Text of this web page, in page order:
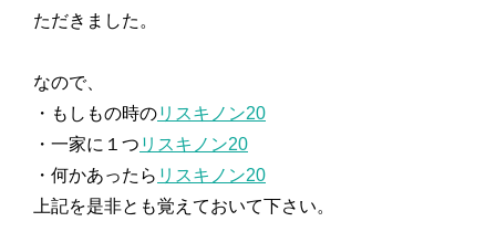
ただきました。
なので、
・もしもの時のリスキノン20
・一家に１つ リスキノン20
・何かあったら リスキノン20
上記を是非とも覚えておいて下さい。